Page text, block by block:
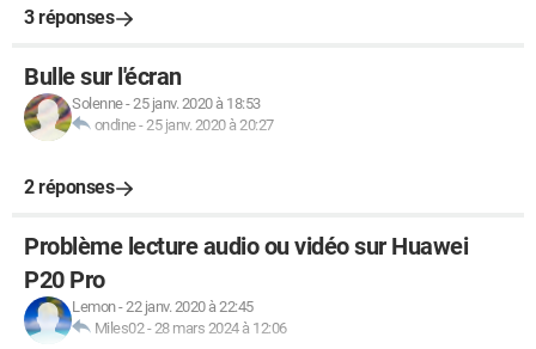
3 réponses
Bulle sur l'écran
Solenne-25 janv. 2020 à 18:53
ondine-25 janv. 2020 à 20:27
2 réponses
Problème lecture audio ou vidéo sur Huawei
P20 Pro
Lemon-22 janv. 2020 à 22:45
Miles02-28 mars 2024 à 12:06